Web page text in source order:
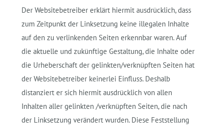
Der Websitebetreiber erklärt hiermit ausdrücklich, dass
zum Zeitpunkt der Linksetzung keine illegalen Inhalte
auf den zu verlinkenden Seiten erkennbar waren. Auf
die aktuelle und zukünftige Gestaltung, die Inhalte oder
die Urheberschaft der gelinkten/verknüpften Seiten hat
der Websitebetreiber keinerlei Einfluss. Deshalb
distanziert er sich hiermit ausdrücklich von allen
Inhalten aller gelinkten /verknüpften Seiten, die nach
der Linksetzung verändert wurden. Diese Feststellung